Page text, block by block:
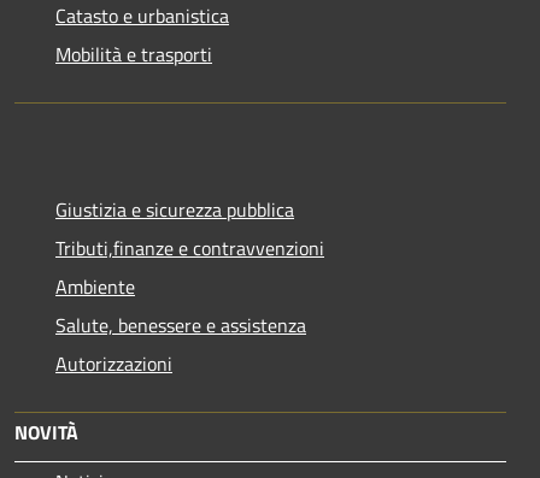
Catasto e urbanistica
Mobilità e trasporti
Giustizia e sicurezza pubblica
Tributi,finanze e contravvenzioni
Ambiente
Salute, benessere e assistenza
Autorizzazioni
NOVITÀ